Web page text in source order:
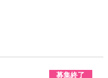
募集終了